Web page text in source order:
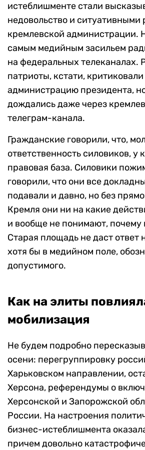
истеблишменте стали
недовольство и
кремлевской администрации.
самым медийным засильем
на федеральных телеканалах.
патриоты, кстати,
администрацию президента,
дождались даже через
телеграм-канала.
Гражданские говорили, что,
ответственность силовиков, у
правовая база. Силовики
говорили, что они все
подавали и давно, но без
Кремля они ни на какие
и вообще не понимают, почему
Старая площадь не даст ответ
хотя бы в медийном поле,
допустимого.
Как на элиты
мобилизация
Не будем подробно
осени: перегруппировку
Харьковском направлении,
Херсона, референдумы о
Херсонской и Запорожской
России. На настроения
бизнес-истеблишмента
причем довольно